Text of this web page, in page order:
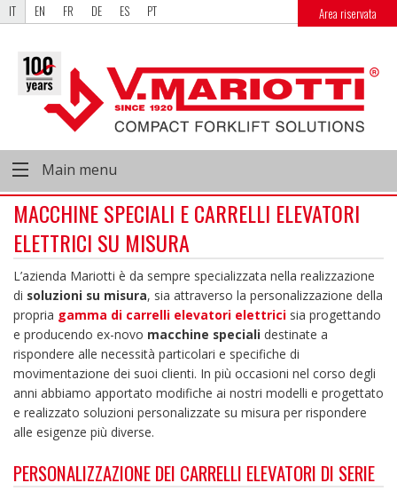
IT EN FR DE ES PT Area riservata
Main menu
MACCHINE SPECIALI E CARRELLI ELEVATORI
ELETTRICI SU MISURA
L’azienda Mariotti è da sempre specializzata nella realizzazione
di soluzioni su misura, sia attraverso la personalizzazione della
propria gamma di carrelli elevatori elettrici sia progettando
e producendo ex-novo macchine speciali destinate a
rispondere alle necessità particolari e specifiche di
movimentazione dei suoi clienti. In più occasioni nel corso degli
anni abbiamo apportato modifiche ai nostri modelli e progettato
e realizzato soluzioni personalizzate su misura per rispondere
alle esigenze più diverse.
PERSONALIZZAZIONE DEI CARRELLI ELEVATORI DI SERIE